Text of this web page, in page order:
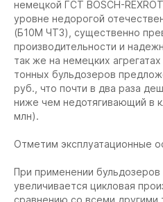
немецкой ГСТ BOSCH-
уровне недорогой
(Б10М ЧТЗ), существенно
производительности и
так же на немецких
тонных бульдозеров
руб., что почти в два раза
ниже чем недотягивающий в
млн).
Отметим эксплуатационные
При применении бульдозеров
увеличивается цикловая
сравнению со всеми другими